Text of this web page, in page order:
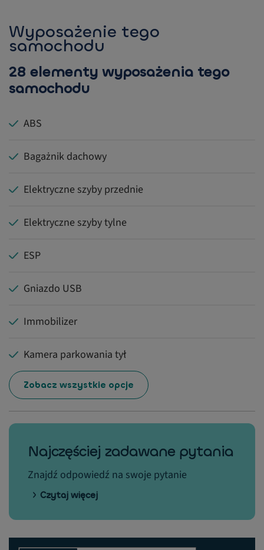
Wyposażenie tego
samochodu
28 elementy wyposażenia tego
samochodu
ABS
Bagażnik dachowy
Elektryczne szyby przednie
Elektryczne szyby tylne
ESP
Gniazdo USB
Immobilizer
Kamera parkowania tył
Zobacz wszystkie opcje
Najczęściej zadawane pytania
Znajdź odpowiedź na swoje pytanie
Czytaj więcej